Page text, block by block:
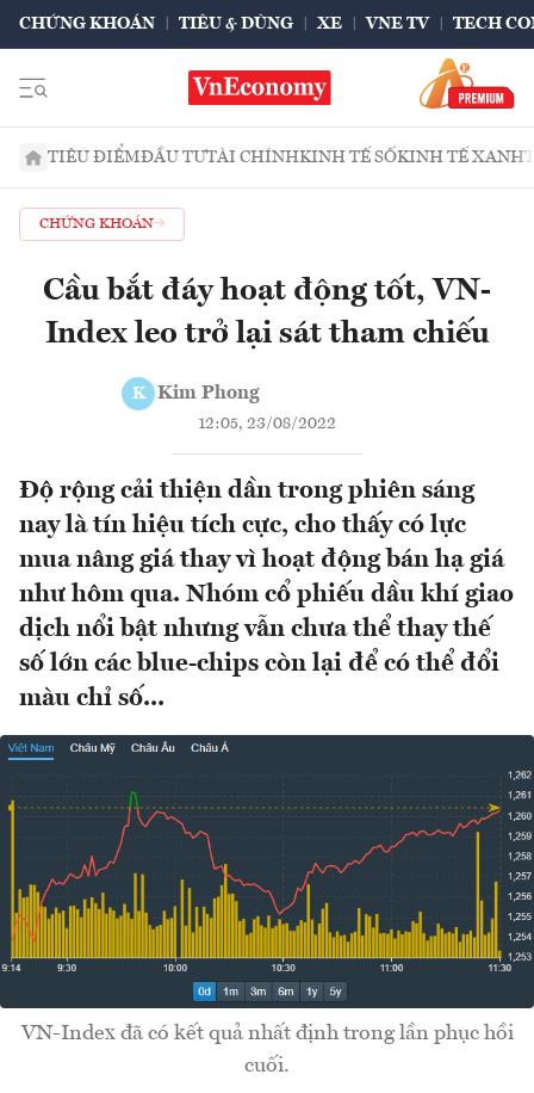
CHỨNG KHOÁN TIÊU & DÙNG XE VNE TV TECH
TIÊU ĐIỂMĐẦU TƯTÀI CHÍNHKINH TẾ SỐKINH TẾ XANH
CHỨNG KHOÁN
Cầu bắt đáy hoạt động tốt, VN-
Index leo trở lại sát tham chiếu
K Kim Phong
12:05, 23/08/2022
Độ rộng cải thiện dần trong phiên sáng
nay là tín hiệu tích cực, cho thấy có lực
mua nâng giá thay vì hoạt động bán hạ giá
như hôm qua. Nhóm cổ phiếu dầu khí giao
dịch nổi bật nhưng vẫn chưa thể thay thế
số lớn các blue-chips còn lại để có thể đổi
màu chỉ số...
VN-Index đã có kết quả nhất định trong lần phục hồi
cuối.